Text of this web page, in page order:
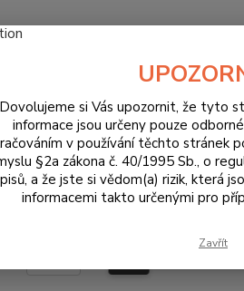
ORDINACE Otisky zubů
Dovolujeme si Vás upozornit, že tyto
informace jsou určeny pouze
v používání těchto stránek
§2a zákona č. 40/1995 Sb., o
a že jste si vědom(a) rizik, která
informacemi takto určenými pro
Zavřít